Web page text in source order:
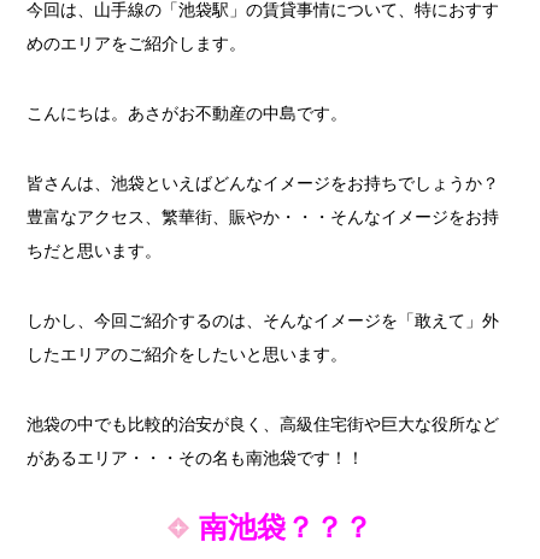
今回は、山手線の「池袋駅」の賃貸事情について、特におすす
めのエリアをご紹介します。
こんにちは。あさがお不動産の中島です。
皆さんは、池袋といえばどんなイメージをお持ちでしょうか？
豊富なアクセス、繁華街、賑やか・・・そんなイメージをお持
ちだと思います。
しかし、今回ご紹介するのは、そんなイメージを「敢えて」外
したエリアのご紹介をしたいと思います。
池袋の中でも比較的治安が良く、高級住宅街や巨大な役所など
があるエリア・・・その名も南池袋です！！
南池袋？？？